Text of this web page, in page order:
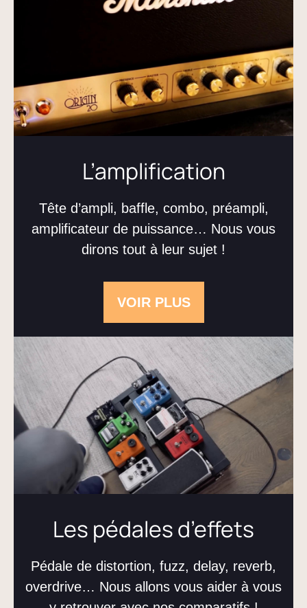
L’amplification
Tête d’ampli, baffle, combo, préampli,
amplificateur de puissance… Nous vous
dirons tout à leur sujet !
VOIR PLUS
Les pédales d’effets
Pédale de distortion, fuzz, delay, reverb,
overdrive… Nous allons vous aider à vous